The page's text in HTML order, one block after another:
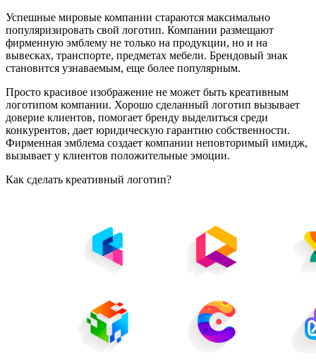
Успешные мировые компании стараются максимально
популяризировать свой логотип. Компании размещают
фирменную эмблему не только на продукции, но и на
вывесках, транспорте, предметах мебели. Брендовый знак
становится узнаваемым, еще более популярным.
Просто красивое изображение не может быть креативным
логотипом компании. Хорошо сделанный логотип вызывает
доверие клиентов, помогает бренду выделиться среди
конкурентов, дает юридическую гарантию собственности.
Фирменная эмблема создает компании неповторимый имидж,
вызывает у клиентов положительные эмоции.
Как сделать креативный логотип?